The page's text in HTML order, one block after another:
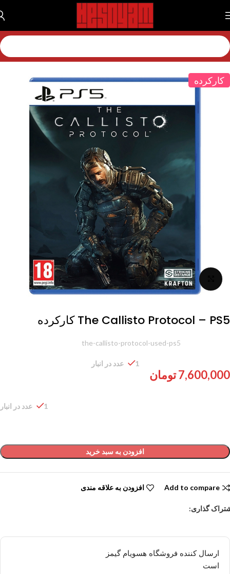
خانه بازی بازی پلی استیشن بازی پلی استیشن 5
کارکرده
برای بزرگنمایی کلیک کنید
The Callisto Protocol – PS5 کارکرده
the-callisto-protocol-used-ps5
7,600,000تومان
1 عدد در انبار
1 عدد در انبار
افزودن به سبد خرید
Add to compare افزودن به علاقه مندی
گذاری:
ارسال کننده فروشگاه هسویام گیمز
است